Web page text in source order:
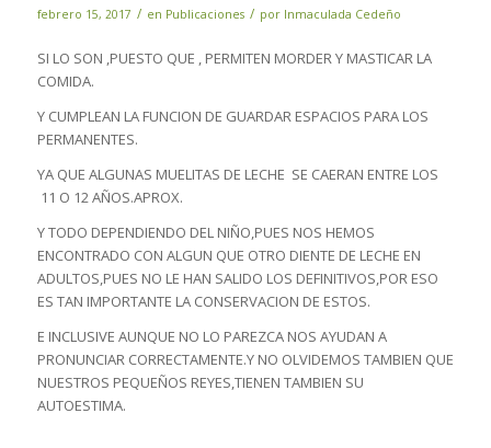
febrero 15, 2017 / en Publicaciones / por Inmaculada Cedeño
SI LO SON ,PUESTO QUE , PERMITEN MORDER Y MASTICAR LA
COMIDA.
Y CUMPLEAN LA FUNCION DE GUARDAR ESPACIOS PARA LOS
PERMANENTES.
YA QUE ALGUNAS MUELITAS DE LECHE SE CAERAN ENTRE LOS
11 O 12 AÑOS.APROX.
Y TODO DEPENDIENDO DEL NIÑO,PUES NOS HEMOS
ENCONTRADO CON ALGUN QUE OTRO DIENTE DE LECHE EN
ADULTOS,PUES NO LE HAN SALIDO LOS DEFINITIVOS,POR ESO
ES TAN IMPORTANTE LA CONSERVACION DE ESTOS.
E INCLUSIVE AUNQUE NO LO PAREZCA NOS AYUDAN A
PRONUNCIAR CORRECTAMENTE.Y NO OLVIDEMOS TAMBIEN QUE
NUESTROS PEQUEÑOS REYES,TIENEN TAMBIEN SU
AUTOESTIMA.